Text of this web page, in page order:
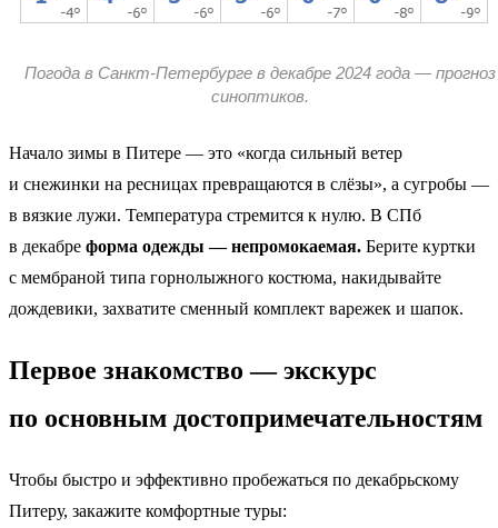
Погода в Санкт-Петербурге в декабре 2024 года — прогноз
синоптиков.
Начало зимы в Питере — это «когда сильный ветер
и снежинки на ресницах превращаются в слёзы», а сугробы —
в вязкие лужи. Температура стремится к нулю. В СПб
в декабре форма одежды — непромокаемая. Берите куртки
с мембраной типа горнолыжного костюма, накидывайте
дождевики, захватите сменный комплект варежек и шапок.
Первое знакомство — экскурс
по основным достопримечательностям
Чтобы быстро и эффективно пробежаться по декабрьскому
Питеру, закажите комфортные туры: